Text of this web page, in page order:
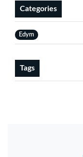
Categories
Edym
Tags